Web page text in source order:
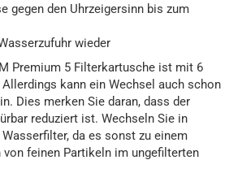
gegen den Uhrzeigersinn bis zum
wieder
Premium 5 Filterkartusche ist mit 6
kann ein Wechsel auch schon
Dies merken Sie daran, dass der
reduziert ist. Wechseln Sie in
da es sonst zu einem
feinen Partikeln im ungefilterten